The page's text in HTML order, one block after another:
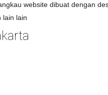
website dibuat dengan
lain lain